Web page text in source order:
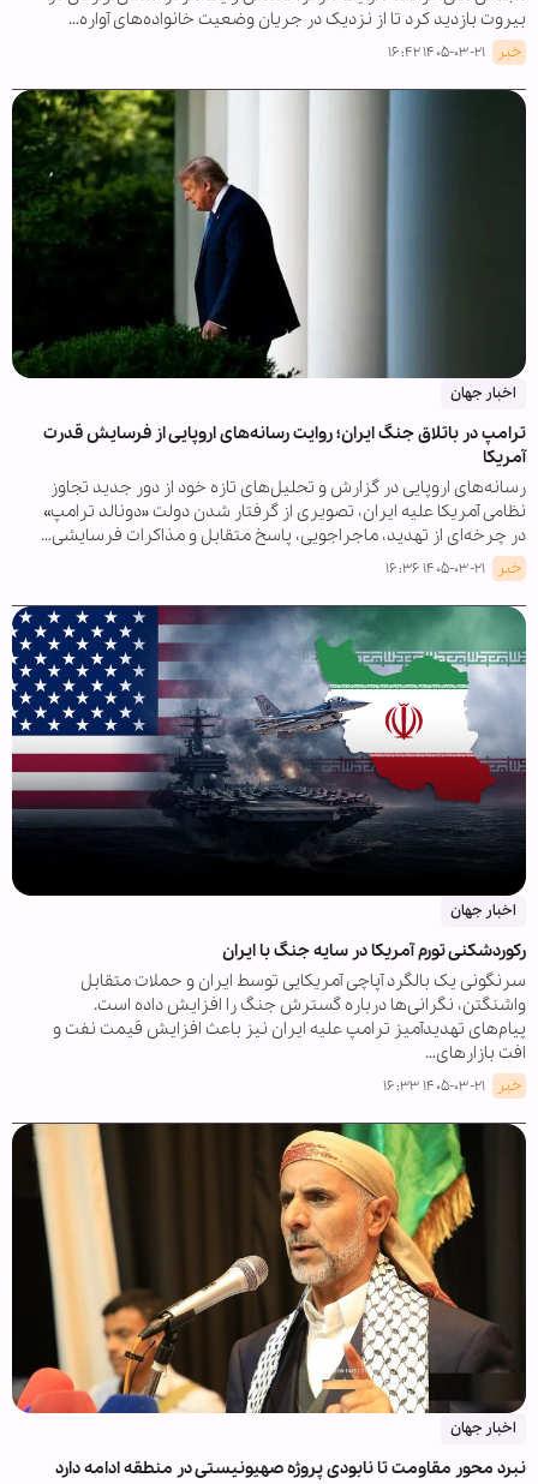
بیروت بازدید کرد تا از نزدیک در جریان وضعیت خانواده‌های آواره…
خبر ۱۴۰۵-۰۳-۲۱ ۱۶:۴۲
اخبار جهان
ترامپ در باتلاق جنگ ایران؛ روایت رسانه‌های اروپایی از فرسایش قدرت
آمریکا
رسانه‌های اروپایی در گزارش‌ و تحلیل‌های تازه خود از دور جدید تجاوز
نظامی آمریکا علیه ایران، تصویری از گرفتار شدن دولت «دونالد ترامپ»
در چرخه‌ای از تهدید، ماجراجویی، پاسخ متقابل و مذاکرات فرسایشی…
خبر ۱۴۰۵-۰۳-۲۱ ۱۶:۳۶
اخبار جهان
رکوردشکنی تورم آمریکا در سایه جنگ با ایران
سرنگونی یک بالگرد آپاچی آمریکایی توسط ایران و حملات متقابل
واشنگتن، نگرانی‌ها درباره گسترش جنگ را افزایش داده است.
پیام‌های تهدیدآمیز ترامپ علیه ایران نیز باعث افزایش قیمت نفت و
افت بازارهای…
خبر ۱۴۰۵-۰۳-۲۱ ۱۶:۳۳
اخبار جهان
نبرد محور مقاومت تا نابودی پروژه صهیونیستی در منطقه ادامه دارد